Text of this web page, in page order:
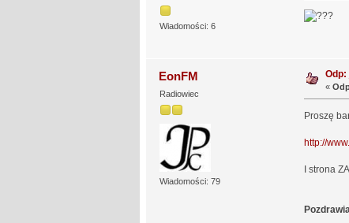
Wiadomości: 6
EonFM
Radiowiec
Wiadomości: 79
Odp:
«
Proszę
http://
I strona